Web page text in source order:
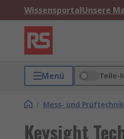
WissensportalUnsere
Menü Teile-
/ Mess- und Prüftechnik
Keysight